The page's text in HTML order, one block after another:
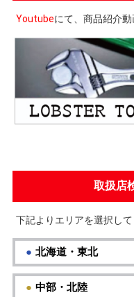
Youtubeにて、商品紹介動
取扱店
下記よりエリアを選択して
北海道・東北
中部・北陸